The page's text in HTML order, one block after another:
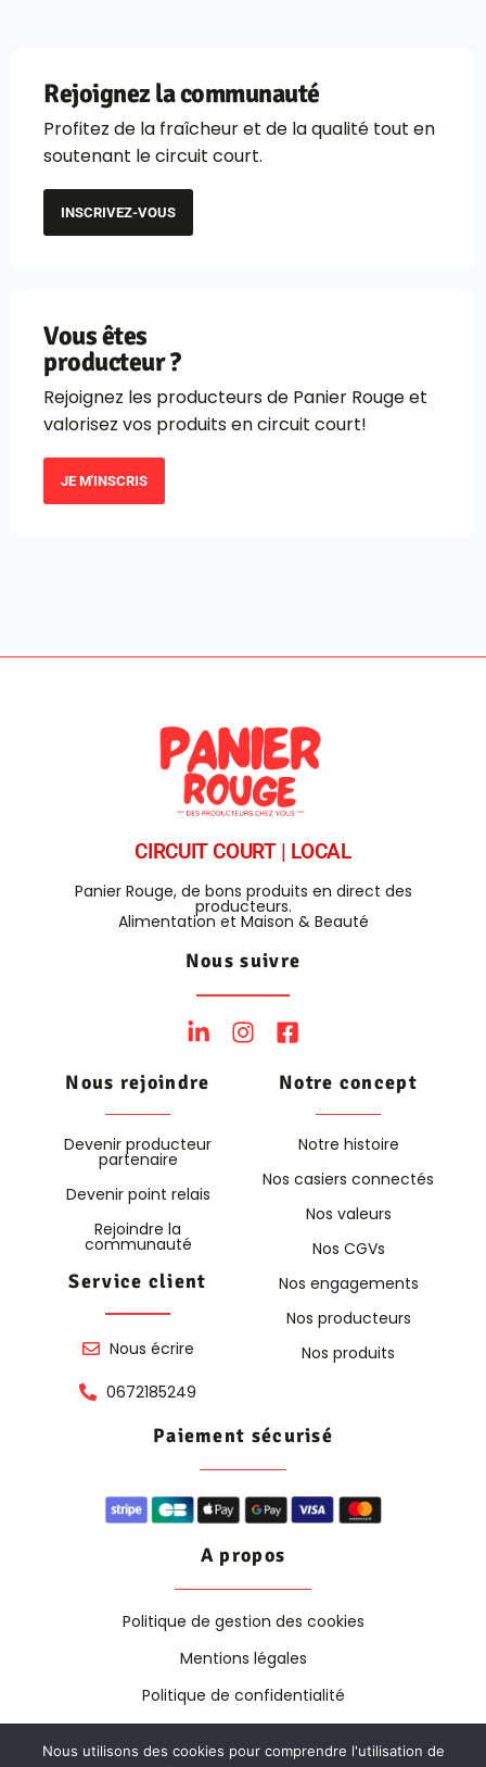
Rejoignez la communauté
Profitez de la fraîcheur et de la qualité tout en
soutenant le circuit court.
INSCRIVEZ-VOUS
Vous êtes
producteur ?
Rejoignez les producteurs de Panier Rouge et
valorisez vos produits en circuit court!
JE M'INSCRIS
CIRCUIT COURT | LOCAL
Panier Rouge, de bons produits en direct des
producteurs.
Alimentation et Maison & Beauté
Nous suivre
Nous rejoindre
Devenir producteur
partenaire
Devenir point relais
Rejoindre la
communauté
Service client
Nous écrire
0672185249
Notre concept
Notre histoire
Nos casiers connectés
Nos valeurs
Nos CGVs
Nos engagements
Nos producteurs
Nos produits
Paiement sécurisé
A propos
Politique de gestion des cookies
Mentions légales
Politique de confidentialité
Nous utilisons des cookies pour comprendre l'utilisation de